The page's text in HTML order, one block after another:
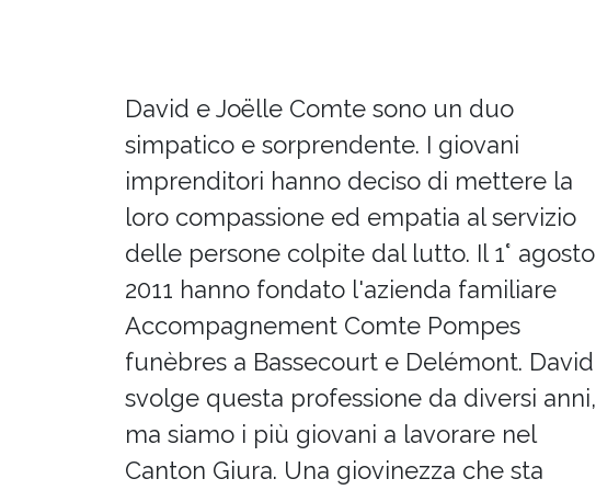
David e Joëlle Comte sono un duo
simpatico e sorprendente. I giovani
imprenditori hanno deciso di mettere la
loro compassione ed empatia al servizio
delle persone colpite dal lutto. Il 1° agosto
2011 hanno fondato l'azienda familiare
Accompagnement Comte Pompes
funèbres a Bassecourt e Delémont. David
svolge questa professione da diversi anni,
ma siamo i più giovani a lavorare nel
Canton Giura. Una giovinezza che sta